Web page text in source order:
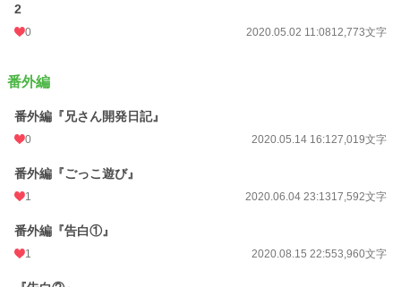
更新日時
週間ポイント
月間ポイント 168 pt (54,960 位)
累計ポイント 78,761 pt (34,812 位)
2
0 2020.05.02 11:0812,773文字
番外編
番外編『兄さん開発日記』
0 2020.05.14 16:127,019文字
番外編『ごっこ遊び』
1 2020.06.04 23:1317,592文字
番外編『告白①』
1 2020.08.15 22:553,960文字